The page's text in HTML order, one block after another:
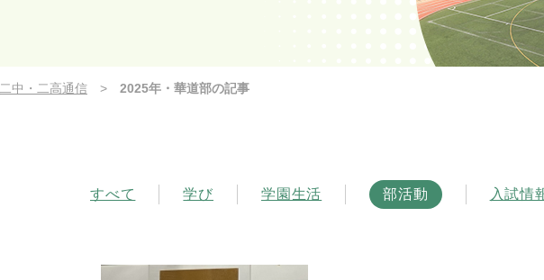
二中・二高通信 2025年・華道部の記事
すべて 学び 学園生活 部活動 入試情